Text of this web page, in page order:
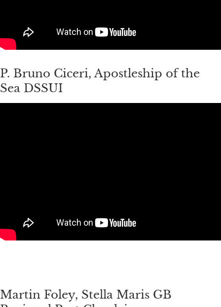
P. Bruno Ciceri, Apostleship of the
Sea DSSUI
Martin Foley, Stella Maris GB